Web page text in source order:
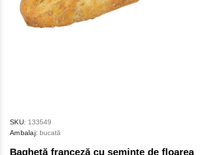
SKU: 133549
Ambalaj: bucată
Baghetă franceză cu semințe de floarea